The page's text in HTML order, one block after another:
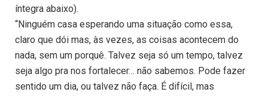
íntegra abaixo).
“Ninguém casa esperando uma situação como essa,
claro que dói mas, às vezes, as coisas acontecem do
nada, sem um porquê. Talvez seja só um tempo, talvez
seja algo pra nos fortalecer… não sabemos. Pode fazer
sentido um dia, ou talvez não faça. É difícil, mas